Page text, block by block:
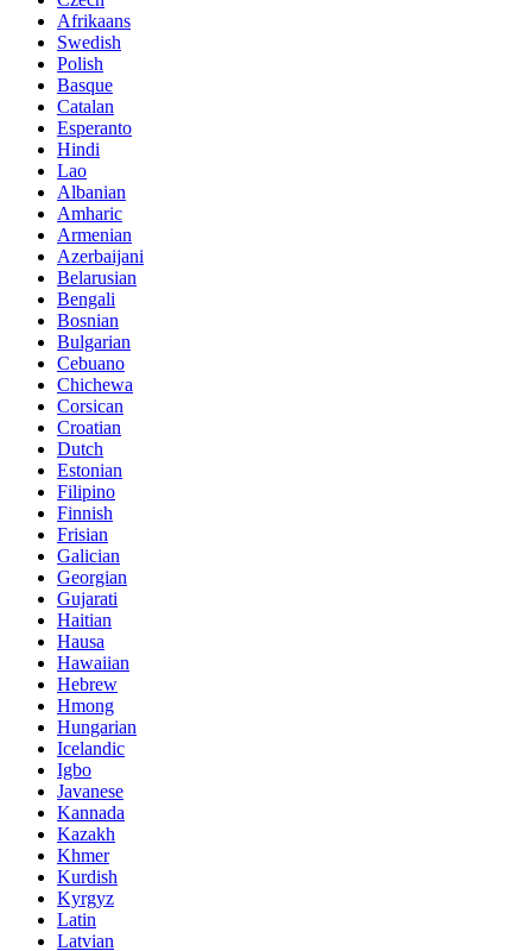
Afrikaans
Swedish
Polish
Basque
Catalan
Esperanto
Hindi
Lao
Albanian
Amharic
Armenian
Azerbaijani
Belarusian
Bengali
Bosnian
Bulgarian
Cebuano
Chichewa
Corsican
Croatian
Dutch
Estonian
Filipino
Finnish
Frisian
Galician
Georgian
Gujarati
Haitian
Hausa
Hawaiian
Hebrew
Hmong
Hungarian
Icelandic
Igbo
Javanese
Kannada
Kazakh
Khmer
Kurdish
Kyrgyz
Latin
Latvian